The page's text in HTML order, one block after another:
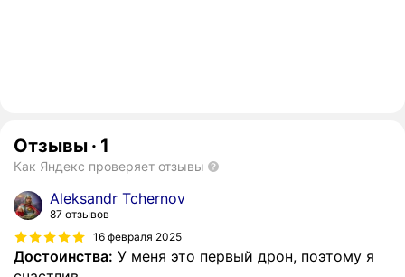
Отзывы · 1
Как Яндекс проверяет отзывы
Aleksandr Tchernov
87 отзывов
16 февраля 2025
Достоинства: У меня это первый дрон, поэтому я